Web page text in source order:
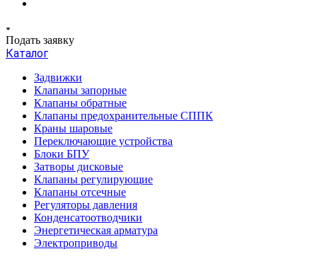
Подать заявку
Каталог
Задвижки
Клапаны запорные
Клапаны обратные
Клапаны предохранительные СППК
Краны шаровые
Переключающие устройства
Блоки БПУ
Затворы дисковые
Клапаны регулирующие
Клапаны отсечные
Регуляторы давления
Конденсатоотводчики
Энергетическая арматура
Электроприводы